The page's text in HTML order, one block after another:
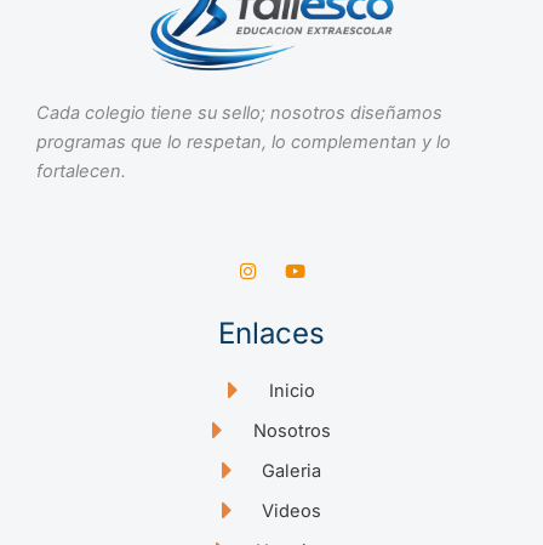
Cada colegio tiene su sello; nosotros diseñamos
programas que lo respetan, lo complementan y lo
fortalecen.
I
n
a
Y
o
u
b
Enlaces
Inicio
Nosotros
Galeria
Videos